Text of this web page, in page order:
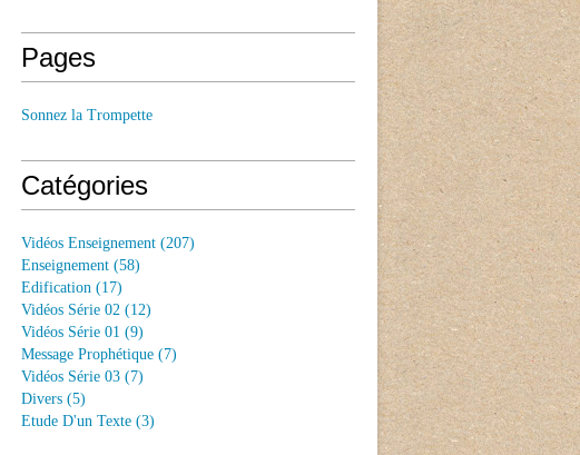
Pages
Sonnez la Trompette
Catégories
Vidéos Enseignement (207)
Enseignement (58)
Edification (17)
Vidéos Série 02 (12)
Vidéos Série 01 (9)
Message Prophétique (7)
Vidéos Série 03 (7)
Divers (5)
Etude D'un Texte (3)